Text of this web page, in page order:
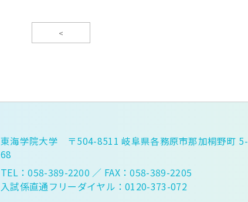
<
東海学院大学 〒504-8511 岐阜県各務原市那加桐野町 5-
68
TEL：058-389-2200 ／ FAX：058-389-2205
入試係直通フリーダイヤル：0120-373-072